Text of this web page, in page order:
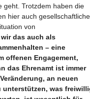
geht. Trotzdem haben die
hier auch gesellschaftliche
von
das auch als
– eine
offenen Engagement,
das Ehrenamt ist immer
an neuen
unterstützen, was